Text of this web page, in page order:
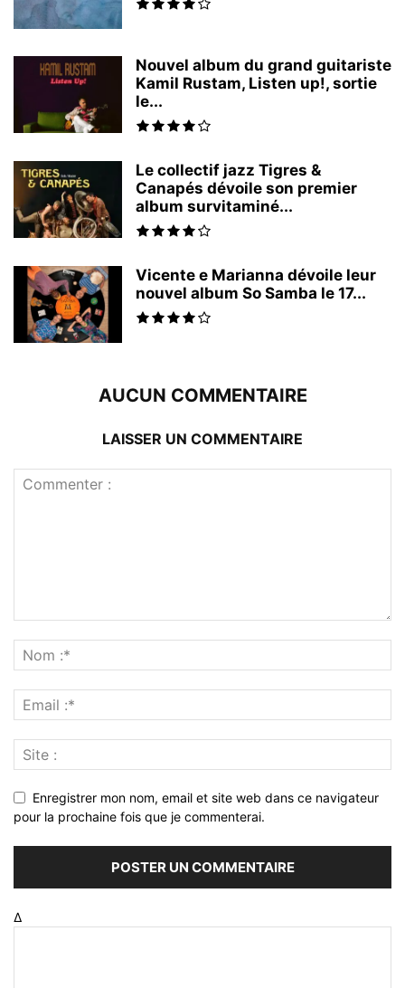
Nouvel album du grand guitariste
Kamil Rustam, Listen up!, sortie
le...
Le collectif jazz Tigres &
Canapés dévoile son premier
album survitaminé...
Vicente e Marianna dévoile leur
nouvel album So Samba le 17...
AUCUN COMMENTAIRE
LAISSER UN COMMENTAIRE
Enregistrer mon nom, email et site web dans ce navigateur
pour la prochaine fois que je commenterai.
Δ